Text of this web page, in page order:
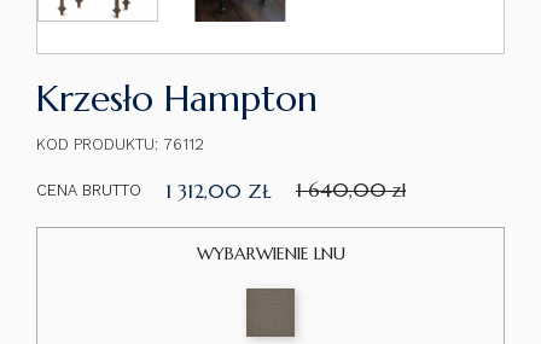
Krzesło Hampton
KOD PRODUKTU: 76112
CENA BRUTTO 1 312,00 ZŁ 1 640,00 zł
WYBARWIENIE LNU